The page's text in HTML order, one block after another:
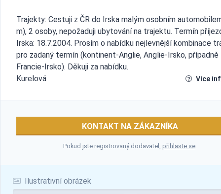
Ilustrativní obrázek
Trajekty: Cestuji z ČR do Irska malým osobním
m), 2 osoby, nepožaduji ubytování na trajektu. Termín
Irska: 18.7.2004. Prosím o nabídku nejlevnější kombinace
pro zadaný termín (kontinent-Anglie, Anglie-Irsko, případně
Francie-Irsko). Děkuji za nabídku.
Kurelová
Více
KONTAKT NA ZÁKAZNÍKA
Pokud jste registrovaný dodavatel, přihlaste se.